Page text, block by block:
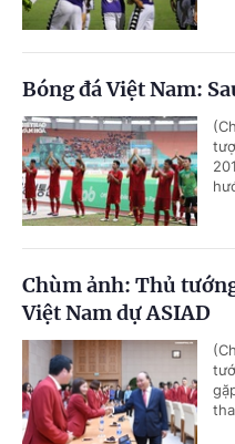
Bóng đá Việt Nam:
Chùm ảnh: Thủ
Việt Nam dự ASIAD